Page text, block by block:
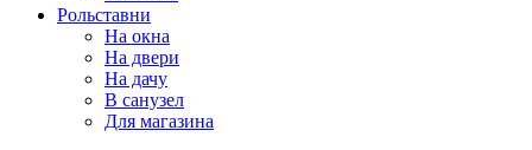
Рольставни
На окна
На двери
На дачу
В санузел
Для магазина